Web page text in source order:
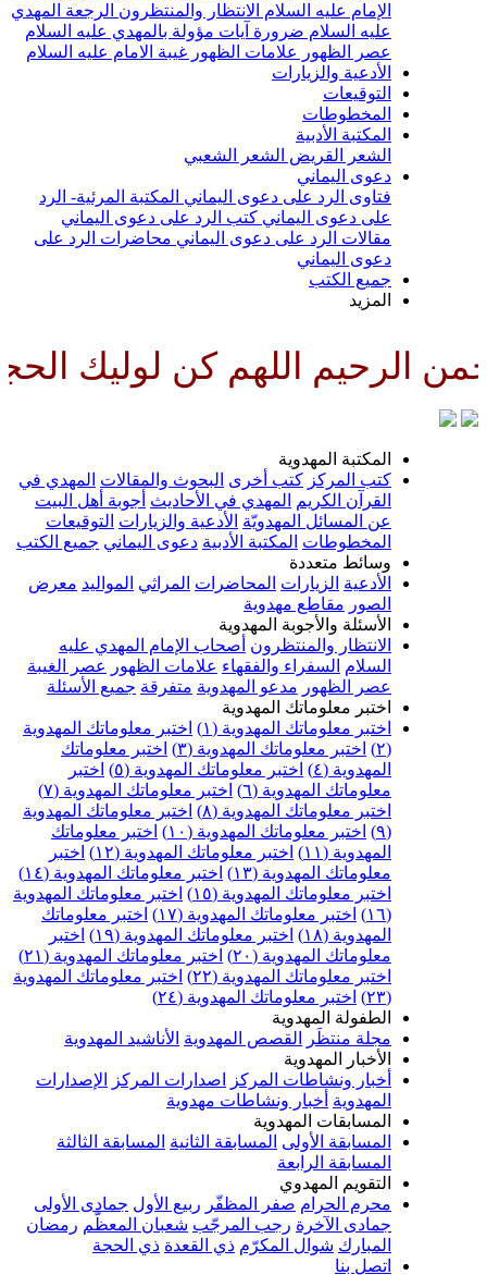
الإمام عليه السلام الانتظار والمنتظرون الرجعة المهدي
عليه السلام ضرورة آيات مؤولة بالمهدي عليه السلام
عصر الظهور
علامات الظهور غيبة الامام عليه السلام
الأدعية والزيارات
التوقيعات
المخطوطات
المكتبة الأدبية
الشعر القريض الشعر الشعبي
دعوى اليماني
فتاوى الرد على دعوى اليماني المكتبة المرئية- الرد
على دعوى اليماني كتب الرد على دعوى اليماني
مقالات الرد على دعوى اليماني محاضرات الرد على
دعوى اليماني
جميع الكتب
المزيد
الرحيم اللهم كن لوليك الحجة
المكتبة المهدوية
كتب المركز كتب أخرى البحوث والمقالات المهدي في
القرآن الكريم
المهدي في الأحاديث أجوبة أهل البيت
عن المسائل المهدويّة الأدعية والزيارات التوقيعات
المخطوطات المكتبة الأدبية دعوى اليماني جميع الكتب
وسائط متعددة
الأدعية الزيارات المحاضرات المراثي المواليد معرض
الصور مقاطع مهدوية
الأسئلة والأجوبة المهدوية
الانتظار والمنتظرون أصحاب الإمام المهدي عليه
السلام السفراء والفقهاء علامات الظهور
عصر الغيبة
عصر الظهور مدعو المهدوية متفرقة جميع الأسئلة
اختبر معلوماتك المهدوية
اختبر معلوماتك المهدوية (١)
اختبر معلوماتك المهدوية
(٢)
اختبر معلوماتك المهدوية (٣)
اختبر معلوماتك
المهدوية (٤)
اختبر معلوماتك المهدوية (٥)
اختبر
معلوماتك المهدوية (٦)
اختبر معلوماتك المهدوية (٧)
اختبر معلوماتك المهدوية (٨)
اختبر معلوماتك المهدوية
(٩)
اختبر معلوماتك المهدوية (١٠)
اختبر معلوماتك
المهدوية (١١)
اختبر معلوماتك المهدوية (١٢)
اختبر
معلوماتك المهدوية (١٣)
اختبر معلوماتك المهدوية (١٤)
اختبر معلوماتك المهدوية (١٥)
اختبر معلوماتك المهدوية
(١٦)
اختبر معلوماتك المهدوية (١٧)
اختبر معلوماتك
المهدوية (١٨)
اختبر معلوماتك المهدوية (١٩)
اختبر
معلوماتك المهدوية (٢٠)
اختبر معلوماتك المهدوية (٢١)
اختبر معلوماتك المهدوية (٢٢)
اختبر معلوماتك المهدوية
(٢٣)
اختبر معلوماتك المهدوية (٢٤)
الطفولة المهدوية
مجلة منتظَر
القصص المهدوية الأناشيد المهدوية
الأخبار المهدوية
أخبار ونشاطات المركز
اصدارات المركز
الإصدارات
المهدوية أخبار ونشاطات مهدوية
المسابقات المهدوية
المسابقة الأولى المسابقة الثانية المسابقة الثالثة
المسابقة الرابعة
التقويم المهدوي
محرم الحرام صفر المظفّر ربيع الأول جمادى الأولى
جمادى الآخرة رجب المرجّب شعبان المعظّم رمضان
المبارك شوال المكرّم ذي القعدة ذي الحجة
اتصل بنا